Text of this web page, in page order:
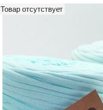
Товар отсутствует